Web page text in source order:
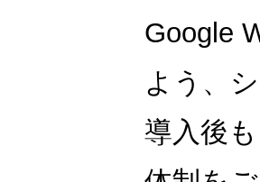
Google
よう、
導入後